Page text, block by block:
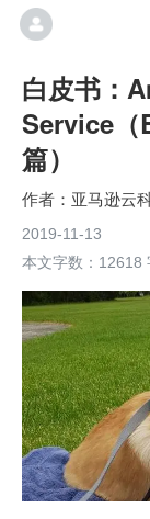
白皮书：
Service（
篇）
2019-11-13
本文字数：12618